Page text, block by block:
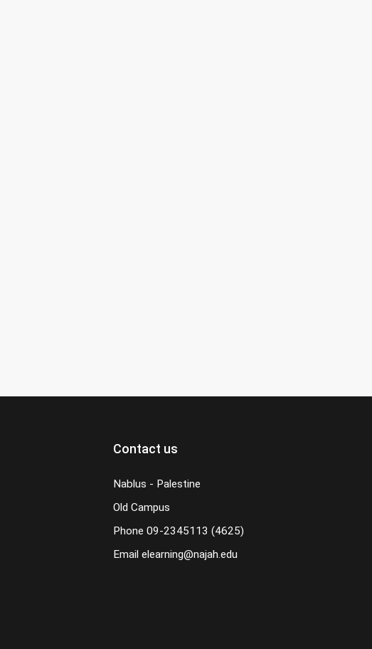
Contact us
Nablus - Palestine
Old Campus
Phone 09-2345113 (4625)
Email elearning@najah.edu